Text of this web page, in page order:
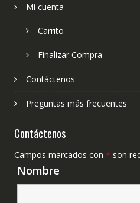
Mi cuenta
Carrito
Finalizar Compra
Contáctenos
Preguntas más frecuentes
Contáctenos
Campos marcados con * son
Nombre